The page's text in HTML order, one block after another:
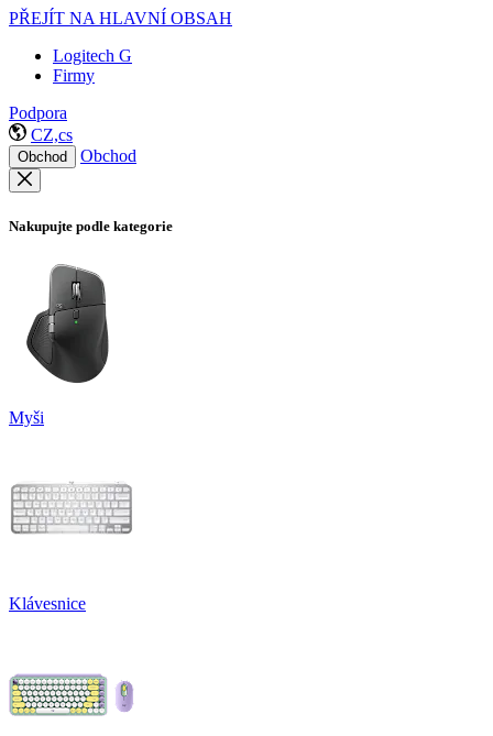
PŘEJÍT NA HLAVNÍ OBSAH
Logitech G
Firmy
Podpora
CZ,cs
Obchod Obchod
Nakupujte podle kategorie
Myši
Klávesnice